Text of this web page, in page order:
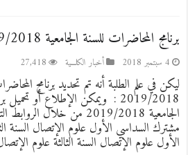
برنامج المحاضرات للسنة الجامعية 2019/2018
4 سبتمبر 2018 أخبار الكلـــية 27,418
ليكن في علم الطلبة أنه تم تحديد برنامج
2019/2018 : ويمكن الإطلاع أو تحميل
الجامعية 2019/2018 من خلال
مشترك السداسي الأول علوم الإتصال السنة
الأول علوم الإتصال السنة الثالثة علوم